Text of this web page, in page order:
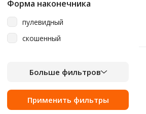
Форма наконечника
пулевидный
скошенный
Больше фильтров